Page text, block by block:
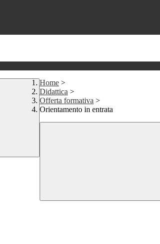
Home >
Didattica >
Offerta formativa >
Orientamento in entrata